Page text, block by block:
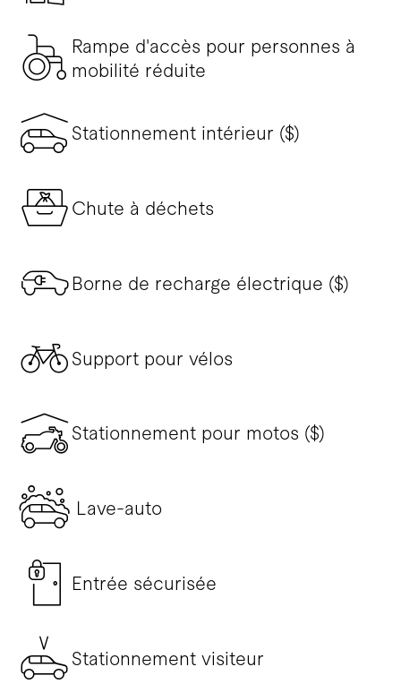
Rampe d'accès pour personnes à
mobilité réduite
Stationnement intérieur ($)
Chute à déchets
Borne de recharge électrique ($)
Support pour vélos
Stationnement pour motos ($)
Lave-auto
Entrée sécurisée
Stationnement visiteur